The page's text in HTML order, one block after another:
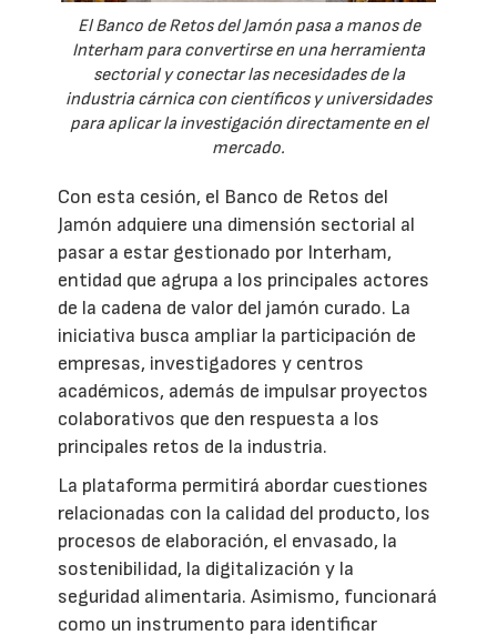
El Banco de Retos del Jamón pasa a manos de
Interham para convertirse en una herramienta
sectorial y conectar las necesidades de la
industria cárnica con científicos y universidades
para aplicar la investigación directamente en el
mercado.
Con esta cesión, el Banco de Retos del
Jamón adquiere una dimensión sectorial al
pasar a estar gestionado por Interham,
entidad que agrupa a los principales actores
de la cadena de valor del jamón curado. La
iniciativa busca ampliar la participación de
empresas, investigadores y centros
académicos, además de impulsar proyectos
colaborativos que den respuesta a los
principales retos de la industria.
La plataforma permitirá abordar cuestiones
relacionadas con la calidad del producto, los
procesos de elaboración, el envasado, la
sostenibilidad, la digitalización y la
seguridad alimentaria. Asimismo, funcionará
como un instrumento para identificar